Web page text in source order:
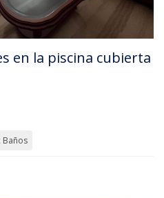
en la piscina cubierta
Baños